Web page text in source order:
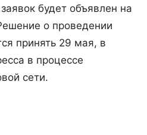
будет объявлен на
о проведении
принять 29 мая, в
в процессе
сети.